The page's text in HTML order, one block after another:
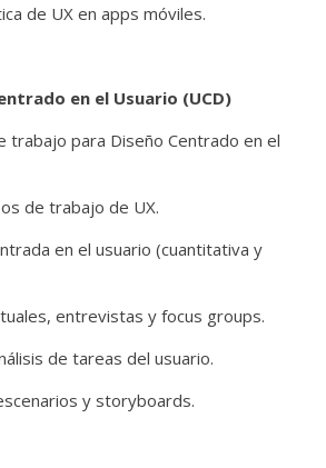
de UX en apps móviles.
en el Usuario (UCD)
trabajo para Diseño Centrado en el
de trabajo de UX.
en el usuario (cuantitativa y
entrevistas y focus groups.
de tareas del usuario.
y storyboards.